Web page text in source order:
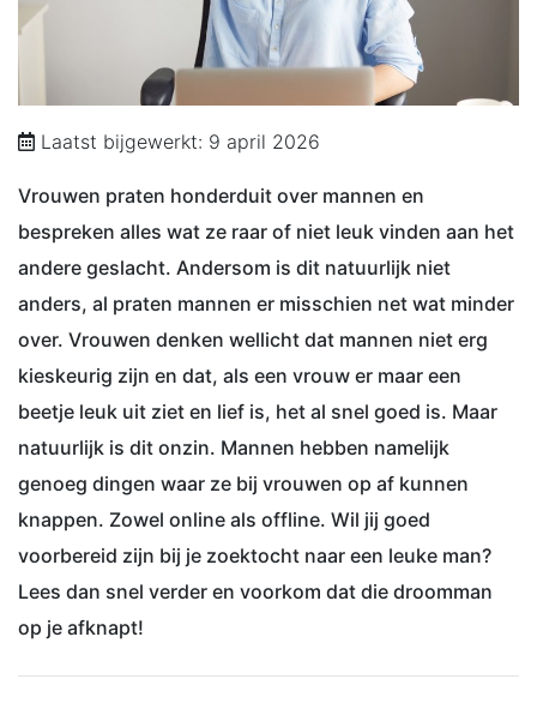
Laatst bijgewerkt: 9 april 2026
Vrouwen praten honderduit over mannen en
bespreken alles wat ze raar of niet leuk vinden aan het
andere geslacht. Andersom is dit natuurlijk niet
anders, al praten mannen er misschien net wat minder
over. Vrouwen denken wellicht dat mannen niet erg
kieskeurig zijn en dat, als een vrouw er maar een
beetje leuk uit ziet en lief is, het al snel goed is. Maar
natuurlijk is dit onzin. Mannen hebben namelijk
genoeg dingen waar ze bij vrouwen op af kunnen
knappen. Zowel online als offline. Wil jij goed
voorbereid zijn bij je zoektocht naar een leuke man?
Lees dan snel verder en voorkom dat die droomman
op je afknapt!